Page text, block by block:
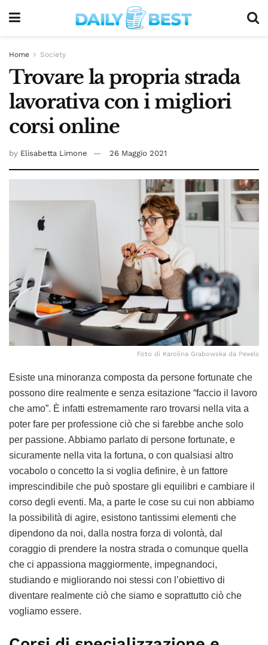
Home Society
Trovare la propria strada
lavorativa con i migliori
corsi online
by Elisabetta Limone 26 Maggio 2021
Foto di Karolina Grabowska da Pexels
Esiste una minoranza composta da persone fortunate che
possono dire realmente e senza esitazione “faccio il lavoro
che amo”. È infatti estremamente raro trovarsi nella vita a
poter fare per professione ciò che si farebbe anche solo
per passione. Abbiamo parlato di persone fortunate, e
sicuramente nella vita la fortuna, o con qualsiasi altro
vocabolo o concetto la si voglia definire, è un fattore
imprescindibile che può spostare gli equilibri e cambiare il
corso degli eventi. Ma, a parte le cose su cui non abbiamo
la possibilità di agire, esistono tantissimi elementi che
dipendono da noi, dalla nostra forza di volontà, dal
coraggio di prendere la nostra strada o comunque quella
che ci appassiona maggiormente, impegnandoci,
studiando e migliorando noi stessi con l’obiettivo di
diventare realmente ciò che siamo e soprattutto ciò che
vogliamo essere.